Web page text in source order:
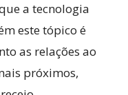
a tecnologia
este tópico é
as relações ao
próximos,